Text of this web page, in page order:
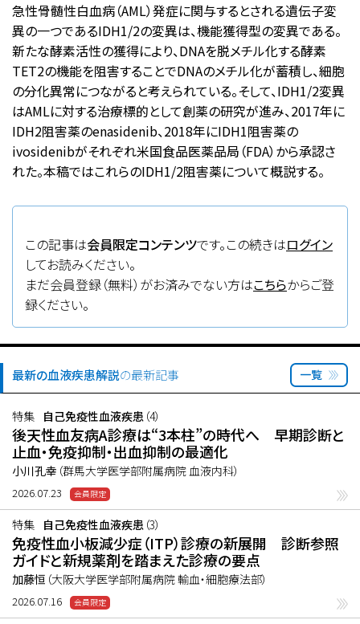
急性骨髄性白血病（AML）発症に関与するとされる遺伝子変
異の一つであるIDH1/2の変異は、機能獲得型の変異である。
新たな酵素活性の獲得により、DNAを脱メチル化する酵素
TET2の機能を阻害することでDNAのメチル化が蓄積し、細胞
の分化異常につながると考えられている。そして、IDH1/2変異
はAMLに対する治療標的として創薬の研究が進み、2017年に
IDH2阻害薬のenasidenib、2018年にIDH1阻害薬の
ivosidenibがそれぞれ米国食品医薬品局（FDA）から承認さ
れた。本稿ではこれらのIDH1/2阻害薬について概説する。
この記事は会員限定コンテンツです。この続きはログイン
してお読みください。
まだ会員登録（無料）がお済みでない方はこちらからご登
録ください。
最新の血液疾患解説の最新記事 一覧
特集 自己免疫性血液疾患 （4）
後天性血友病A診療は“3本柱”の時代へ 早期診断と
止血・免疫抑制・出血抑制の最適化
小川孔幸 （群馬大学医学部附属病院 血液内科）
2026.07.23
特集 自己免疫性血液疾患 （3）
免疫性血小板減少症（ITP）診療の新展開 診断参照
ガイドと新規薬剤を踏まえた診療の要点
加藤恒 （大阪大学医学部附属病院 輸血・細胞療法部）
2026.07.16